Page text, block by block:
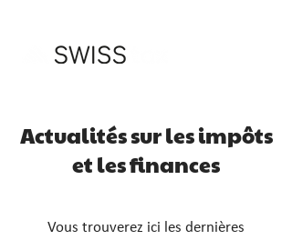
Actualités sur les impôts
et les finances
Vous trouverez ici les dernières